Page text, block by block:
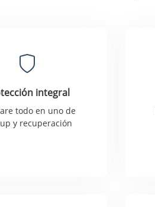
integral
todo en uno de
y recuperación